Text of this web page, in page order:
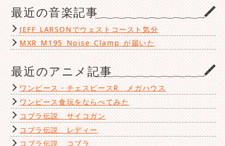
最近の音楽記事
JEFF LARSONでウェストコースト気分
MXR M195 Noise Clamp が届いた
最近のアニメ記事
ワンピース・チェスピースR メガハウス
ワンピース食玩をならべてみた
コブラ伝説 サイコガン
コブラ伝説 レディー
コブラ伝説 コブラ